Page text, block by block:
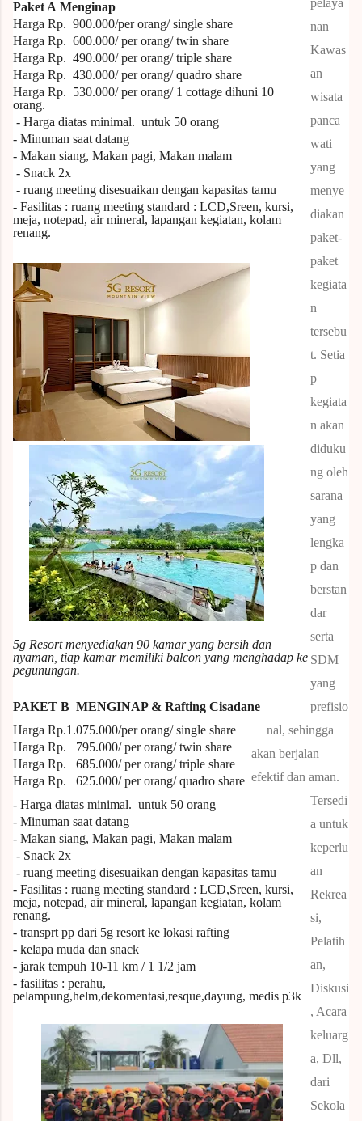
Paket A Menginap
Harga Rp. 900.000/per orang/ single share
Harga Rp. 600.000/ per orang/ twin share
Harga Rp. 490.000/ per orang/ triple share
Harga Rp. 430.000/ per orang/ quadro share
Harga Rp. 530.000/ per orang/ 1 cottage dihuni 10
orang.
- Harga diatas minimal. untuk 50 orang
- Minuman saat datang
- Makan siang, Makan pagi, Makan malam
- Snack 2x
- ruang meeting disesuaikan dengan kapasitas tamu
- Fasilitas : ruang meeting standard : LCD,Sreen, kursi,
meja, notepad, air mineral, lapangan kegiatan, kolam
renang.
5g Resort menyediakan 90 kamar yang bersih dan
nyaman, tiap kamar memiliki balcon yang menghadap ke
pegunungan.
PAKET B MENGINAP & Rafting Cisadane
Harga Rp.1.075.000/per orang/ single share
Harga Rp. 795.000/ per orang/ twin share
Harga Rp. 685.000/ per orang/ triple share
Harga Rp. 625.000/ per orang/ quadro share
- Harga diatas minimal. untuk 50 orang
- Minuman saat datang
- Makan siang, Makan pagi, Makan malam
- Snack 2x
- ruang meeting disesuaikan dengan kapasitas tamu
- Fasilitas : ruang meeting standard : LCD,Sreen, kursi,
meja, notepad, air mineral, lapangan kegiatan, kolam
renang.
- transprt pp dari 5g resort ke lokasi rafting
- kelapa muda dan snack
- jarak tempuh 10-11 km / 1 1/2 jam
- fasilitas : perahu,
pelampung,helm,dekomentasi,resque,dayung, medis p3k
pelaya
nan
Kawas
an
wisata
panca
wati
yang
menye
diakan
paket-
paket
kegiata
n
tersebu
t. Setia
p
kegiata
n akan
diduku
ng oleh
sarana
yang
lengka
p dan
berstan
dar
serta
SDM
yang
prefisio
nal, sehingga
akan berjalan
efektif dan aman.
Tersedi
a untuk
keperlu
an
Rekrea
si,
Pelatih
an,
Diskusi
, Acara
keluarg
a, Dll,
dari
Sekola